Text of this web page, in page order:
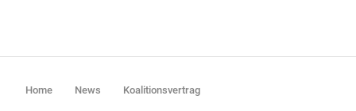
Home News Koalitionsvertrag